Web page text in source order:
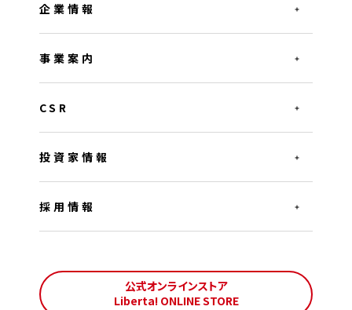
企業情報
事業案内
CSR
投資家情報
採用情報
公式オンラインストア
Liberta! ONLINE STORE